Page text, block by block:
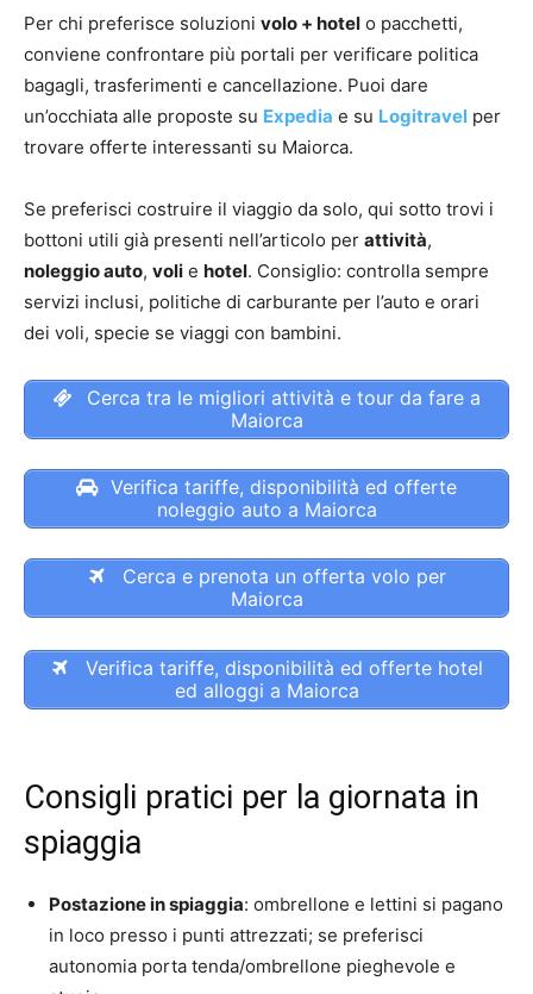
Per chi preferisce soluzioni volo + hotel o pacchetti,
conviene confrontare più portali per verificare politica
bagagli, trasferimenti e cancellazione. Puoi dare
un’occhiata alle proposte su Expedia e su Logitravel per
trovare offerte interessanti su Maiorca.
Se preferisci costruire il viaggio da solo, qui sotto trovi i
bottoni utili già presenti nell’articolo per attività,
noleggio auto, voli e hotel. Consiglio: controlla sempre
servizi inclusi, politiche di carburante per l’auto e orari
dei voli, specie se viaggi con bambini.
Cerca tra le migliori attività e tour da fare a
Maiorca
Verifica tariffe, disponibilità ed offerte
noleggio auto a Maiorca
Cerca e prenota un offerta volo per
Maiorca
Verifica tariffe, disponibilità ed offerte hotel
ed alloggi a Maiorca
Consigli pratici per la giornata in
spiaggia
Postazione in spiaggia: ombrellone e lettini si pagano
in loco presso i punti attrezzati; se preferisci
autonomia porta tenda/ombrellone pieghevole e